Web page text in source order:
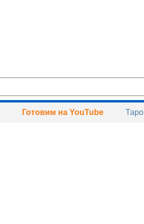
Готовим на YouTube Таро